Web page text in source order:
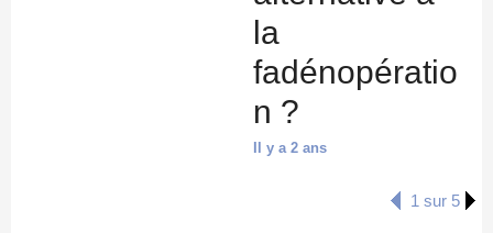
la
fadénopératio
n ?
Il y a 2 ans
1 sur 5